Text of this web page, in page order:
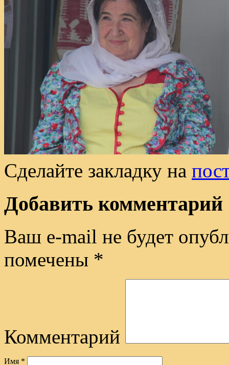
Сделайте закладку на
Добавить комментарий
Ваш e-mail не будет
помечены *
Комментарий
Имя *